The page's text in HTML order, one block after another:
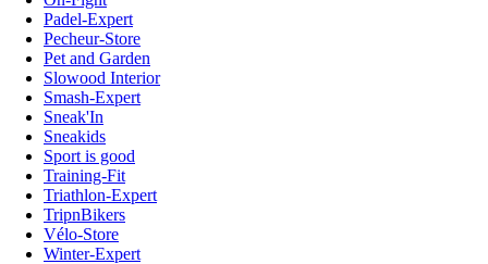
Padel-Expert
Pecheur-Store
Pet and Garden
Slowood Interior
Smash-Expert
Sneak'In
Sneakids
Sport is good
Training-Fit
Triathlon-Expert
TripnBikers
Vélo-Store
Winter-Expert